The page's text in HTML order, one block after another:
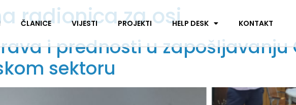
ČLANICE VIJESTI PROJEKTI HELP DESK KONTAKT
radionica za osi
i prednosti u zapošljavanju
sektoru